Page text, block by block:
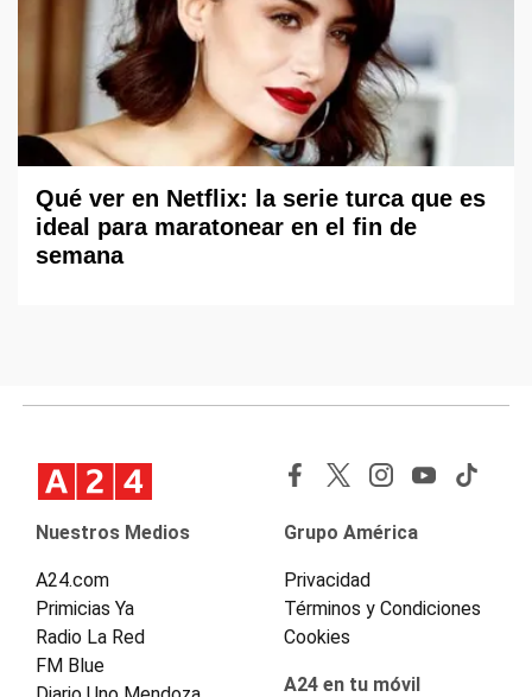
Qué ver en Netflix: la serie turca que es
ideal para maratonear en el fin de
semana
Nuestros Medios
A24.com
Primicias Ya
Radio La Red
FM Blue
Grupo América
Privacidad
Términos y Condiciones
Cookies
A24 en tu móvil